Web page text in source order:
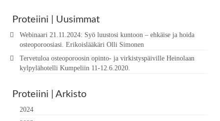
Proteiini | Uusimmat
Webinaari 21.11.2024: Syö luustosi kuntoon – ehkäise ja hoida
osteoporoosiasi. Erikoislääkäri Olli Simonen
Tervetuloa osteoporoosin opinto- ja virkistyspäiville Heinolaan
kylpylähotelli Kumpeliin 11-12.6.2020.
Proteiini | Arkisto
2024